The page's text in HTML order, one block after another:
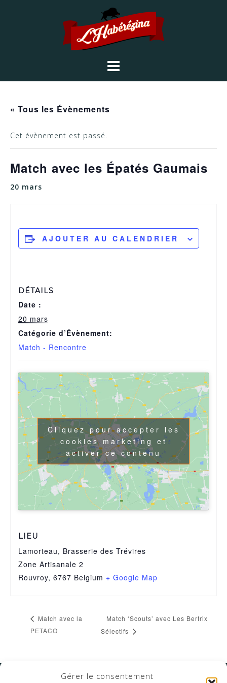
Gérer le consentement
« Tous les Évènements
Cet évènement est passé.
Match avec les Épatés Gaumais
20 mars
AJOUTER AU CALENDRIER
DÉTAILS
Date :
20 mars
Catégorie d’Évènement:
Match - Rencontre
LIEU
Lamorteau, Brasserie des Trévires
Zone Artisanale 2
Rouvroy, 6767 Belgium + Google Map
Cliquez pour accepter les
cookies marketing et
activer ce contenu
Match avec la
PETACO
Match ‘Scouts’ avec Les Bertrix
Sélectifs